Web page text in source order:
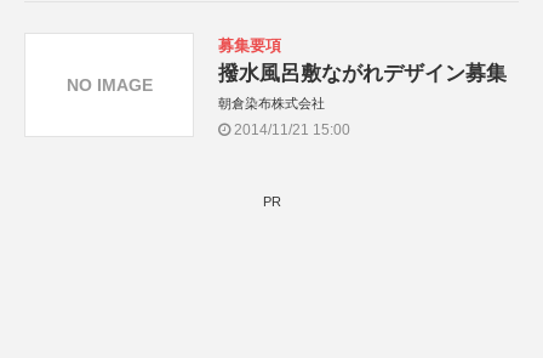
募集要項
撥水風呂敷ながれデザイン募集
朝倉染布株式会社
2014/11/21 15:00
NO IMAGE
PR